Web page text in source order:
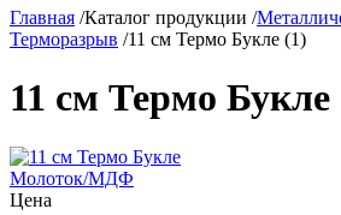
Главная /Каталог продукции /
Терморазрыв /11 см Термо Букле (1)
11 см Термо Букле
Молоток/МДФ
Цена